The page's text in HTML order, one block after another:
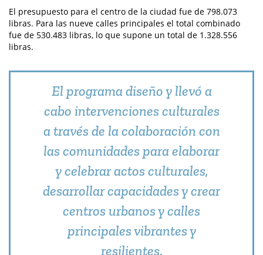
El presupuesto para el centro de la ciudad fue de 798.073
libras. Para las nueve calles principales el total combinado
fue de 530.483 libras, lo que supone un total de 1.328.556
libras.
El programa diseño y llevó a
cabo intervenciones culturales
a través de la colaboración con
las comunidades para elaborar
y celebrar actos culturales,
desarrollar capacidades y crear
centros urbanos y calles
principales vibrantes y
resilientes.